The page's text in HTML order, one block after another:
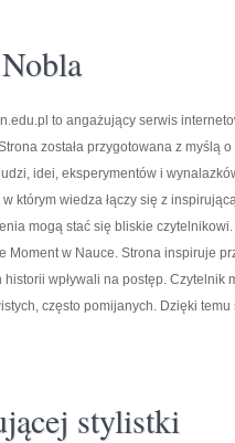
to angażujący serwis
została przygotowana z myślą
idei, eksperymentów i
którym wiedza łączy się z
mogą stać się bliskie
Moment w Nauce. Strona inspiruje
wpływali na postęp. Czytelnik
często pomijanych. Dzięki temu
stylistki